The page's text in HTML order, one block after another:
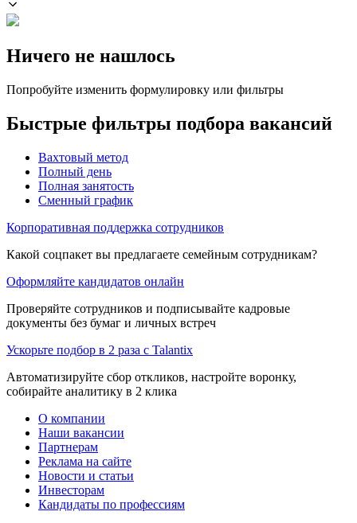
Ничего не нашлось
Попробуйте изменить формулировку или фильтры
Быстрые фильтры подбора вакансий
Вахтовый метод
Полный день
Полная занятость
Сменный график
Корпоративная поддержка сотрудников
Какой соцпакет вы предлагаете семейным сотрудникам?
Оформляйте кандидатов онлайн
Проверяйте сотрудников и подписывайте кадровые
документы без бумаг и личных встреч
Ускорьте подбор в 2 раза с Talantix
Автоматизируйте сбор откликов, настройте воронку,
собирайте аналитику в 2 клика
О компании
Наши вакансии
Партнерам
Реклама на сайте
Новости и статьи
Инвесторам
Кандидаты по профессиям